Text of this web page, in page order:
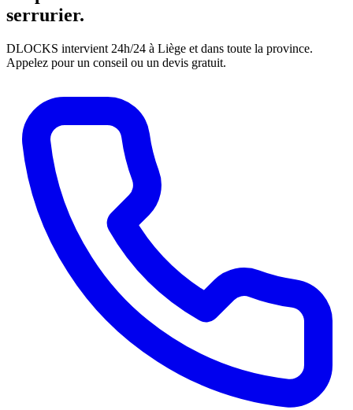
serrurier.
DLOCKS intervient 24h/24 à Liège et dans toute la province.
Appelez pour un conseil ou un devis gratuit.